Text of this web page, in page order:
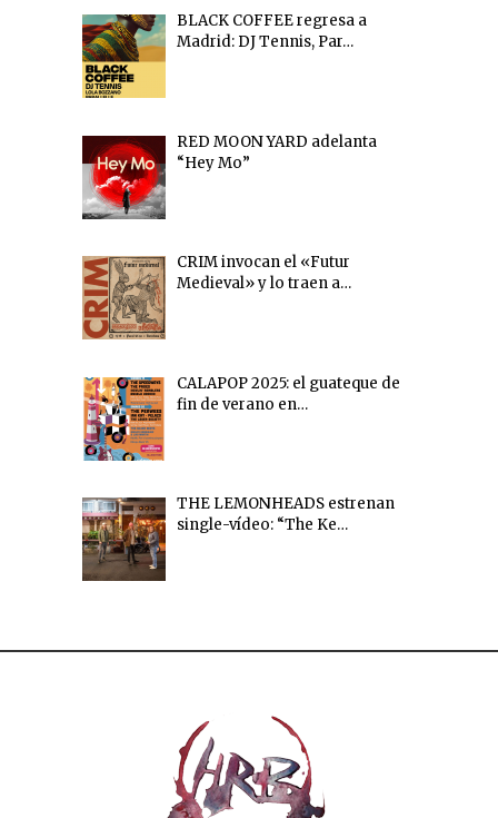
BLACK COFFEE regresa a
Madrid: DJ Tennis, Par…
RED MOON YARD adelanta
“Hey Mo”
CRIM invocan el «Futur
Medieval» y lo traen a…
CALAPOP 2025: el guateque de
fin de verano en…
THE LEMONHEADS estrenan
single-vídeo: “The Ke…